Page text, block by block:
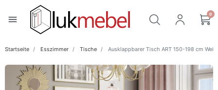
menu 0
Startseite Esszimmer Tische Ausklappbarer Tisch ART 150-198 cm